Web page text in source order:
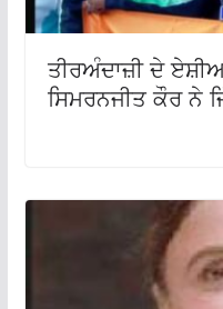
ਤੀਰਅੰਦਾਜ਼ੀ ਦੇ
ਸਿਮਰਨਜੀਤ ਕੌਰ ਨੇ